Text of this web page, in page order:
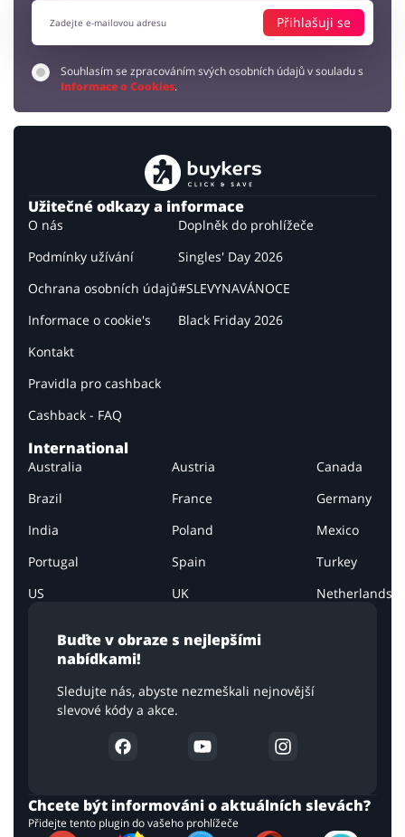
Přihlašuji se
Souhlasím se zpracováním svých osobních údajů v souladu s
Informace o Cookies.
Buďte v obraze s nejlepšími
nabídkami!
Sledujte nás, abyste nezmeškali nejnovější
slevové kódy a akce.
Užitečné odkazy a informace
O nás
Podmínky užívání
Ochrana osobních údajů
Informace o cookie's
Kontakt
Pravidla pro cashback
Cashback - FAQ
Doplněk do prohlížeče
Singles' Day 2026
#SLEVYNAVÁNOCE
Black Friday 2026
International
Australia Austria
Canada
Brazil
France
Germany
India
Poland
Mexico
Portugal
Spain
Turkey
US
UK Netherlands
Chcete být informováni o aktuálních slevách?
Přidejte tento plugin do vašeho prohlížeče